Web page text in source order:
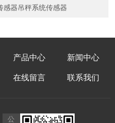
感器吊秤系统传感器
产品中心 新闻中心
在线留言 联系我们
公